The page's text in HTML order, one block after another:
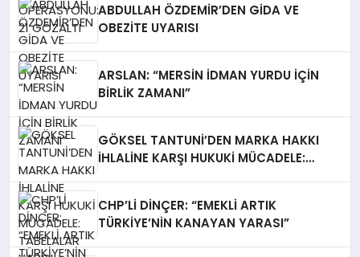
ABDULLAH ÖZDEMİR’DEN GİDA VE
OBEZİTE UYARISI
ARSLAN: “MERSİN İDMAN YURDU İÇİN
BİRLİK ZAMANI”
GÖKSEL TANTUNİ’DEN MARKA HAKKI
İHLALİNE KARŞI HUKUKİ MÜCADELE:
CHP’Lİ DİNÇER: “EMEKLİ ARTIK
TÜRKİYE’NİN KANAYAN YARASI”